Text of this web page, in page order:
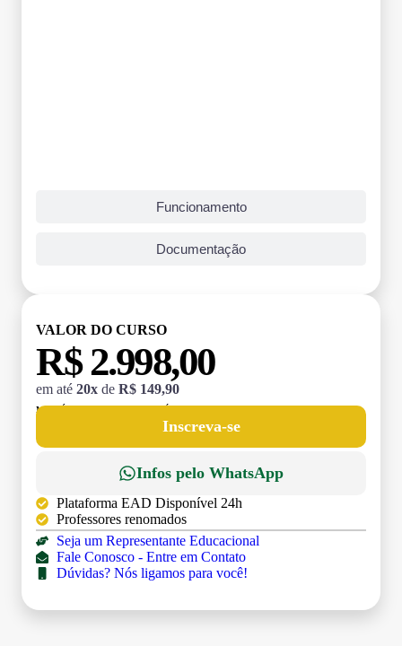
Funcionamento
Documentação
VALOR DO CURSO
R$ 2.998,00
em até 20x de R$ 149,90
MATRÍCULA:
Inscreva-se
Infos pelo WhatsApp
Plataforma EAD Disponível 24h
Professores renomados
Seja um Representante Educacional
Fale Conosco - Entre em Contato
Dúvidas? Nós ligamos para você!